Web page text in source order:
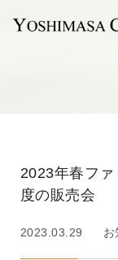
2023年春フ
度の販売会
2023.03.29 お